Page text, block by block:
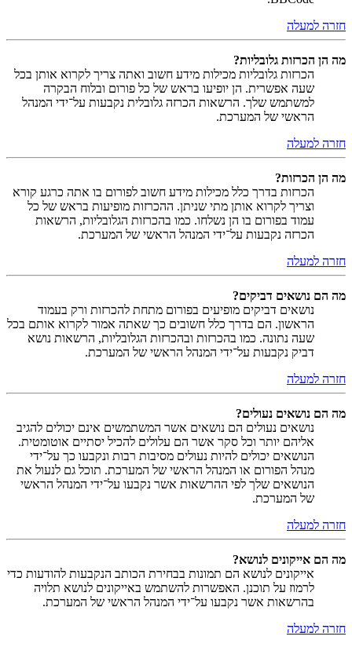
חזרה למעלה
מה הן הכרזות גלובליות?
הכרזות גלובליות מכילות מידע חשוב ואתה צריך לקרוא אותן בכל
שעה אפשרית. הן יופיעו בראש של כל פורום ובלוח הבקרה
למשתמש שלך. הרשאות הכרזה גלובלית נקבעות על־ידי המנהל
הראשי של המערכת.
חזרה למעלה
מה הן הכרזות?
הכרזות בדרך כלל מכילות מידע חשוב לפורום בו אתה כרגע קורא
וצריך לקרוא אותן מתי שניתן. ההכרזות מופיעות בראש של כל
עמוד בפורום בו הן נשלחו. כמו בהכרזות הגלובליות, הרשאות
הכרזה נקבעות על־ידי המנהל הראשי של המערכת.
חזרה למעלה
מה הם נושאים דביקים?
נושאים דביקים מופיעים בפורום מתחת להכרזות ורק בעמוד
הראשון. הם בדרך כלל חשובים כך שאתה אמור לקרוא אותם בכל
שעה נתונה. כמו בהכרזות ובהכרזות הגלובליות, הרשאות נושא
דביק נקבעות על־ידי המנהל הראשי של המערכת.
חזרה למעלה
מה הם נושאים נעולים?
נושאים נעולים הם נושאים אשר המשתמשים אינם יכולים להגיב
אליהם יותר וכל סקר אשר הם עלולים להכיל יסתיים אוטומטית.
הנושאים יכולים להיות נעולים מסיבות רבות ונקבעו כך על־ידי
מנהל הפורום או המנהל הראשי של המערכת. תוכל גם לנעול את
הנושאים שלך לפי ההרשאות אשר נקבעו על־ידי המנהל הראשי
של המערכת.
חזרה למעלה
מה הם אייקונים לנושא?
אייקונים לנושא הם תמונות בבחירת הכותב הנקבעות להודעות כדי
לרמוז על תוכנן. האפשרות להשתמש באייקונים לנושא תלויה
בהרשאות אשר נקבעו על־ידי המנהל הראשי של המערכת.
חזרה למעלה